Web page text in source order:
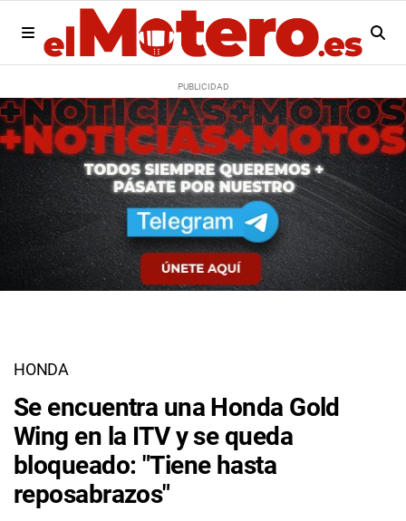
HONDA
Se encuentra una Honda Gold
Wing en la ITV y se queda
bloqueado: "Tiene hasta
reposabrazos"